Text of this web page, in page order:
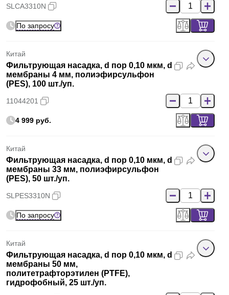
SLCA3310N
По запросу
Китай
Фильтрующая насадка, d пор 0,10 мкм, d
мембраны 4 мм, полиэфирсульфон
(PES), 100 шт./уп.
11044201
4 999 руб.
Китай
Фильтрующая насадка, d пор 0,10 мкм, d
мембраны 33 мм, полиэфирсульфон
(PES), 50 шт./уп.
SLPES3310N
По запросу
Китай
Фильтрующая насадка, d пор 0,10 мкм, d
мембраны 50 мм,
политетрафторэтилен (PTFE),
гидрофобный, 25 шт./уп.